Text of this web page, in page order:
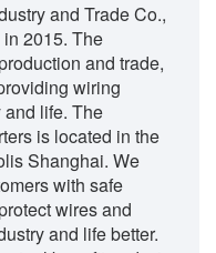
and Trade Co.,
2015. The
and trade,
wiring
life. The
is located in the
Shanghai. We
with safe
wires and
and life better.